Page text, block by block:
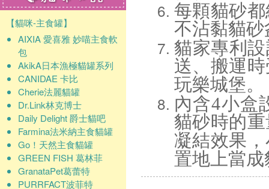
【貓咪-主食罐】
AIXIA 愛喜雅 妙喵主食軟
包
AkikA日本漁極貓罐系列
CANIDAE 卡比
Cherie法麗貓罐
Dr.Link林克博士
Daily Delight 爵士貓吧
Farmina法米納主食貓罐
Go！天然主食貓罐
GREEN FISH 葛林菲
GranataPet葛蕾特
PURRFACT波菲特
每顆貓砂
不沾黏貓
貓家專利
送、搬運
玩樂城堡。
內含4小盒
貓砂時的
凝結效果
置地上當